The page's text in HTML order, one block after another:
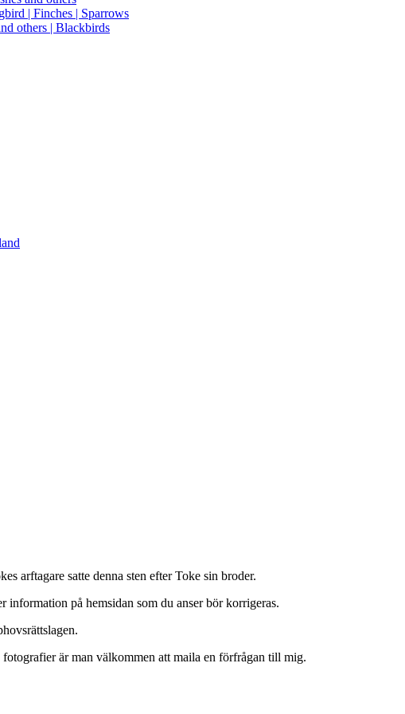
| Finches | Sparrows
others | Blackbirds
arftagare satte denna sten efter Toke sin broder.
på hemsidan som du anser bör korrigeras.
är man välkommen att maila en förfrågan till mig.